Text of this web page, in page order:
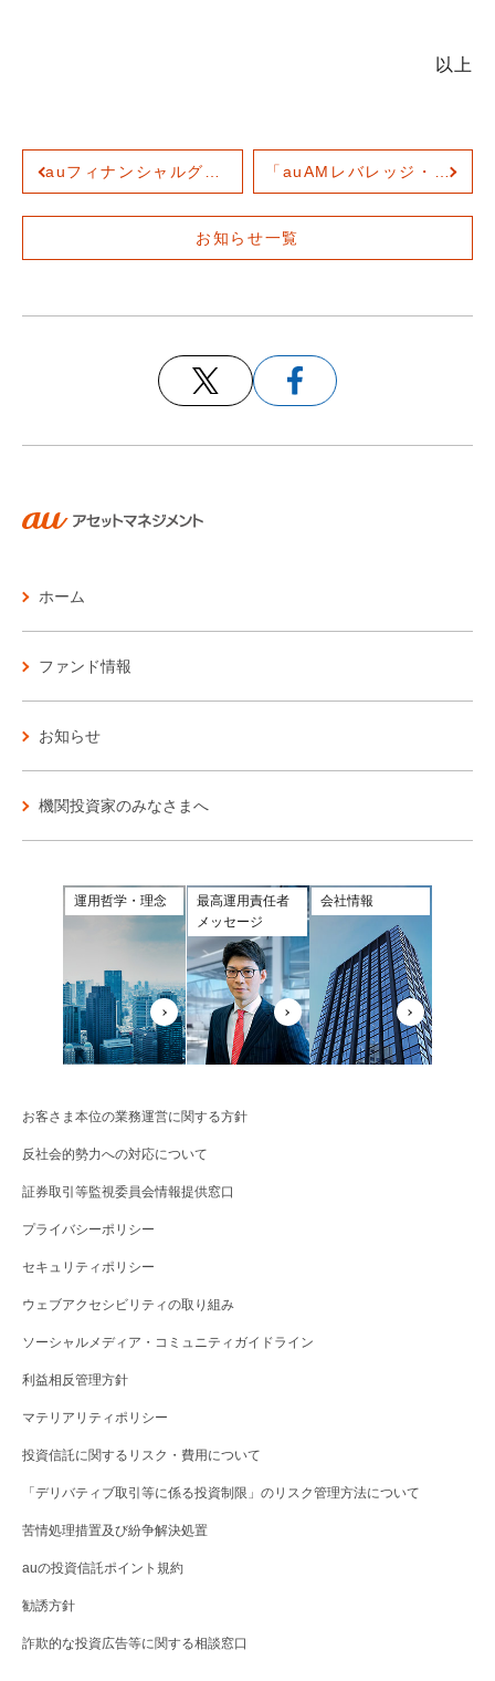
以上
auフィナンシャルグループ、LGBT平等法制定を目指す「ビジネスによるLGBT平等サポート宣言」に賛同
お知らせ一覧
ホーム
ファンド情報
お知らせ
機関投資家のみなさまへ
運用哲学・理念
最高運用責任者
メッセージ
会社情報
お客さま本位の業務運営に関する方針
反社会的勢力への対応について
証券取引等監視委員会情報提供窓口
プライバシーポリシー
セキュリティポリシー
ウェブアクセシビリティの取り組み
ソーシャルメディア・コミュニティガイドライン
利益相反管理方針
マテリアリティポリシー
投資信託に関するリスク・費用について
「デリバティブ取引等に係る投資制限」のリスク管理方法について
苦情処理措置及び紛争解決処置
auの投資信託ポイント規約
勧誘方針
詐欺的な投資広告等に関する相談窓口